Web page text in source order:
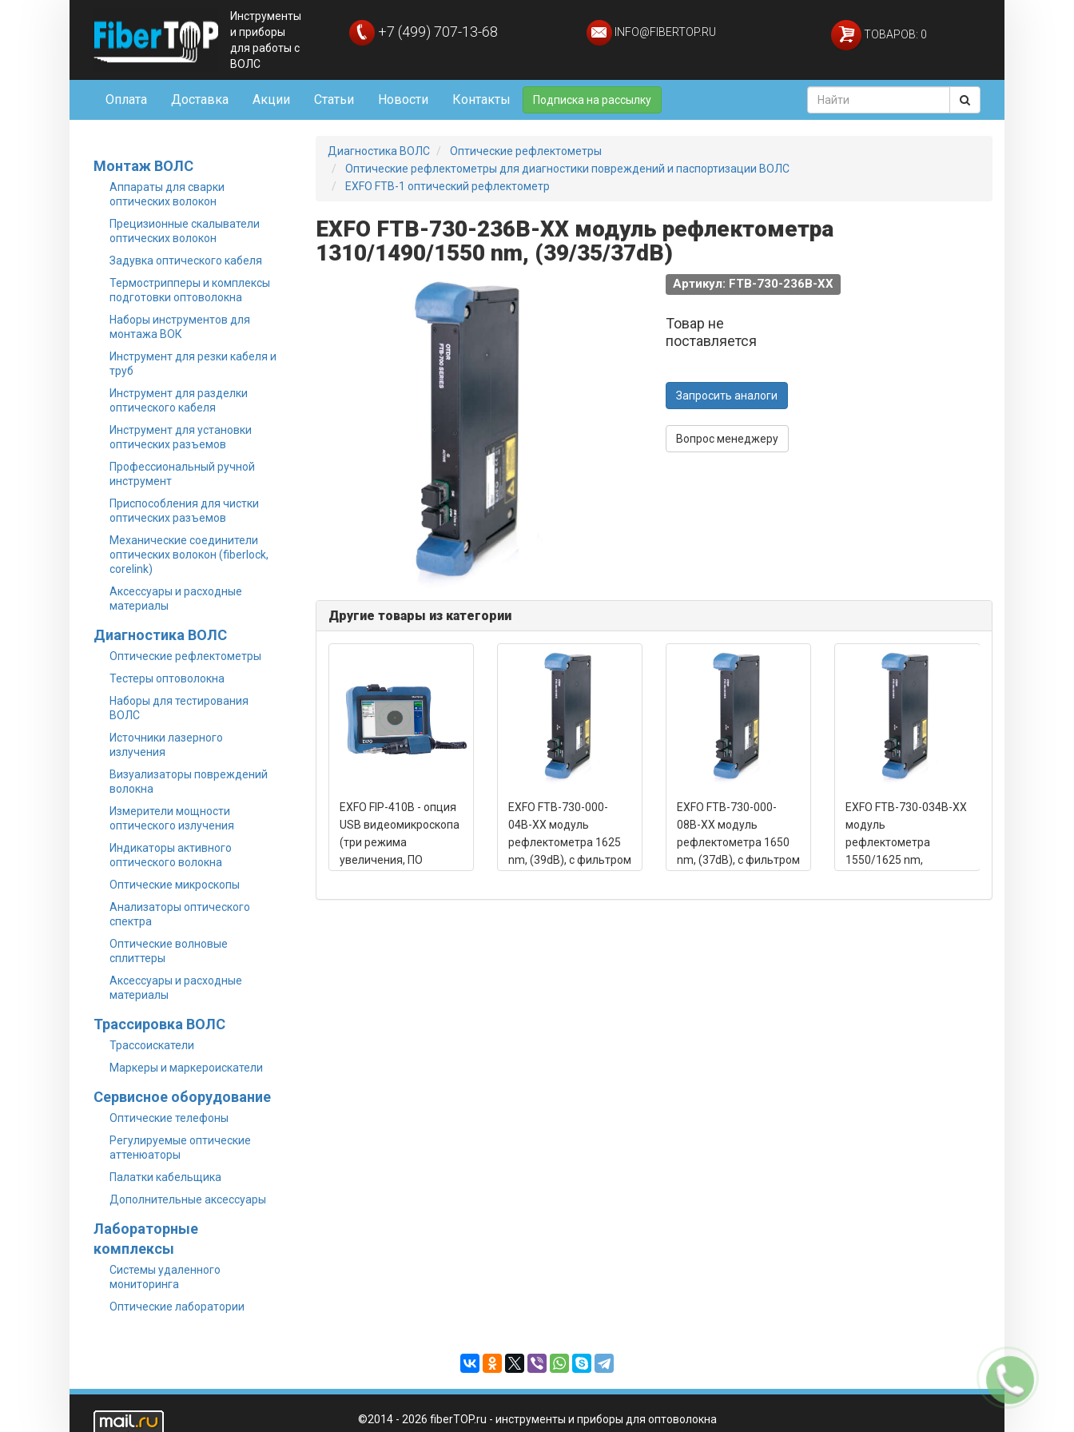
Инструменты
и приборы
для работы с
ВОЛС
+7 (499) 707-13-68 INFO@FIBERTOP.RU ТОВАРОВ: 0
Оплата Доставка Акции Статьи Новости Контакты Подписка на рассылку
Монтаж ВОЛС
Аппараты для сварки
оптических волокон
Прецизионные скалыватели
оптических волокон
Задувка оптического кабеля
Термострипперы и комплексы
подготовки оптоволокна
Наборы инструментов для
монтажа ВОК
Инструмент для резки кабеля и
труб
Инструмент для разделки
оптического кабеля
Инструмент для установки
оптических разъемов
Профессиональный ручной
инструмент
Приспособления для чистки
оптических разъемов
Механические соединители
оптических волокон (fiberlock,
corelink)
Аксессуары и расходные
материалы
Диагностика ВОЛС
Оптические рефлектометры
Тестеры оптоволокна
Наборы для тестирования
ВОЛС
Источники лазерного
излучения
Визуализаторы повреждений
волокна
Измерители мощности
оптического излучения
Индикаторы активного
оптического волокна
Оптические микроскопы
Анализаторы оптического
спектра
Оптические волновые
сплиттеры
Аксессуары и расходные
материалы
Трассировка ВОЛС
Трассоискатели
Маркеры и маркероискатели
Сервисное оборудование
Оптические телефоны
Регулируемые оптические
аттенюаторы
Палатки кабельщика
Дополнительные аксессуары
Лабораторные
комплексы
Системы удаленного
мониторинга
Оптические лаборатории
Диагностика ВОЛС
Оптические рефлектометры
Оптические рефлектометры для диагностики повреждений и паспортизации ВОЛС
EXFO FTB-1 оптический рефлектометр
EXFO FTB-730-236B-XX модуль рефлектометра
1310/1490/1550 nm, (39/35/37dB)
Артикул: FTB-730-236B-XX
Товар не
поставляется
Запросить аналоги
Вопрос менеджеру
Другие товары из категории
EXFO FIP-410B - опция
USB видеомикроскопа
(три режима
увеличения, ПО
EXFO FTB-730-000-
04B-XX модуль
рефлектометра 1625
nm, (39dB), с фильтром
EXFO FTB-730-000-
08B-XX модуль
рефлектометра 1650
nm, (37dB), с фильтром
EXFO FTB-730-034B-XX
модуль
рефлектометра
1550/1625 nm,
©2014 - 2026 fiberTOP.ru - инструменты и приборы для оптоволокна
Заказать
звонок